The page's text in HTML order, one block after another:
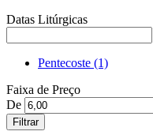
Datas Litúrgicas
Pentecoste (1)
Faixa de Preço
De
Filtrar